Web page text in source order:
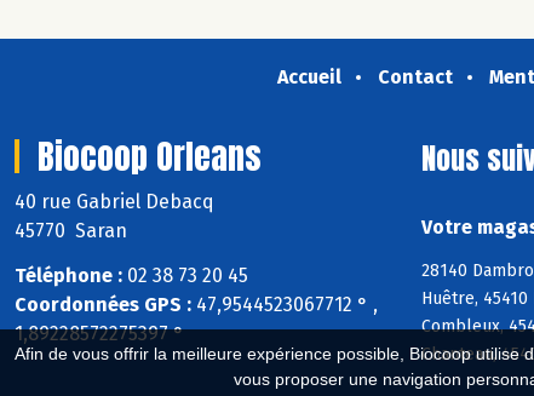
Afin de vous offrir la meilleure expérience possible, Biocoop
vous proposer une navigation
Accueil Contact
Biocoop Orleans
40 rue Gabriel Debacq
45770 Saran
Téléphone : 02 38 73 20 45
Coordonnées GPS : 47,9544523067712 ° ,
1,89228572275397 °
Nous
Votre
28140
Huêtre, 45410
Combleux,
Chanteau,